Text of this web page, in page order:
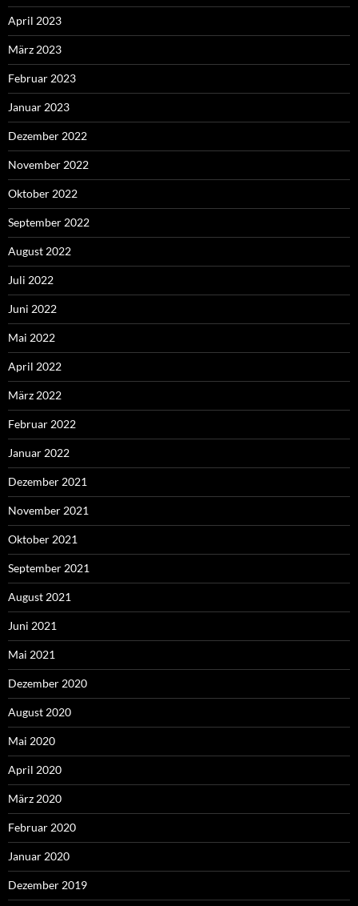
April 2023
März 2023
Februar 2023
Januar 2023
Dezember 2022
November 2022
Oktober 2022
September 2022
August 2022
Juli 2022
Juni 2022
Mai 2022
April 2022
März 2022
Februar 2022
Januar 2022
Dezember 2021
November 2021
Oktober 2021
September 2021
August 2021
Juni 2021
Mai 2021
Dezember 2020
August 2020
Mai 2020
April 2020
März 2020
Februar 2020
Januar 2020
Dezember 2019